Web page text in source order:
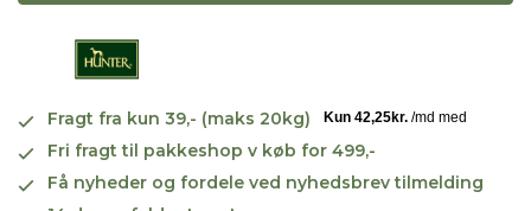
Fragt fra kun 39,- (maks 20kg)
Fri fragt til pakkeshop v køb for 499,-
Få nyheder og fordele ved nyhedsbrev tilmelding